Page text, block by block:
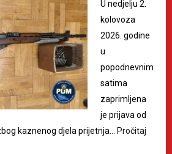
U nedjelju 2.
kolovoza
2026. godine
u
popodnevnim
satima
zaprimljena
je prijava od
kaznenog djela prijetnja…
Pročitaj